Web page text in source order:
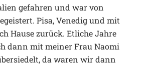
gefahren und war von
Pisa, Venedig und mit
Hause zurück. Etliche Jahre
dann mit meiner Frau Naomi
da waren wir dann